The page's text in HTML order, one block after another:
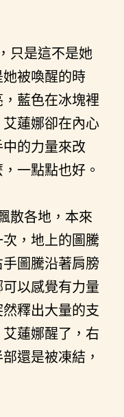
只是這不是她
被喚醒的時
藍色在冰塊裡
蓮娜卻在內心
的力量來改
一點點也好。
散各地，本來
，地上的圖騰
圖騰沿著肩膀
以感覺有力量
釋出大量的支
蓮娜醒了，右
還是被凍結，